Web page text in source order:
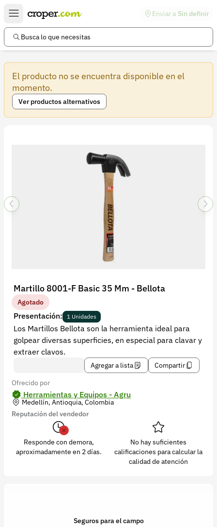
Enviar a Sin definir
Busca lo que necesitas
El producto no se encuentra disponible en el
momento.
Ver productos alternativos
Martillo 8001-F Basic 35 Mm - Bellota
Agotado
Presentación: 1 Unidades
Los Martillos Bellota son la herramienta ideal para
golpear diversas superficies, en especial para clavar y
extraer clavos.
Agregar a lista
Compartir
Ofrecido por
Herramientas y Equipos - Agru
Medellín, Antioquia, Colombia
Reputación del vendedor
Responde con demora,
aproximadamente en 2 días.
No hay suficientes
calificaciones para calcular la
calidad de atención
Seguros para el campo
Enlaces de interés
Preguntas frecuentes
Ayuda
Información legal
Términos y condiciones
Registrarse
contacto@croper.com
© 2026 Croper.com Todos los derechos reservados
Versión 5.45.0
Síguenos